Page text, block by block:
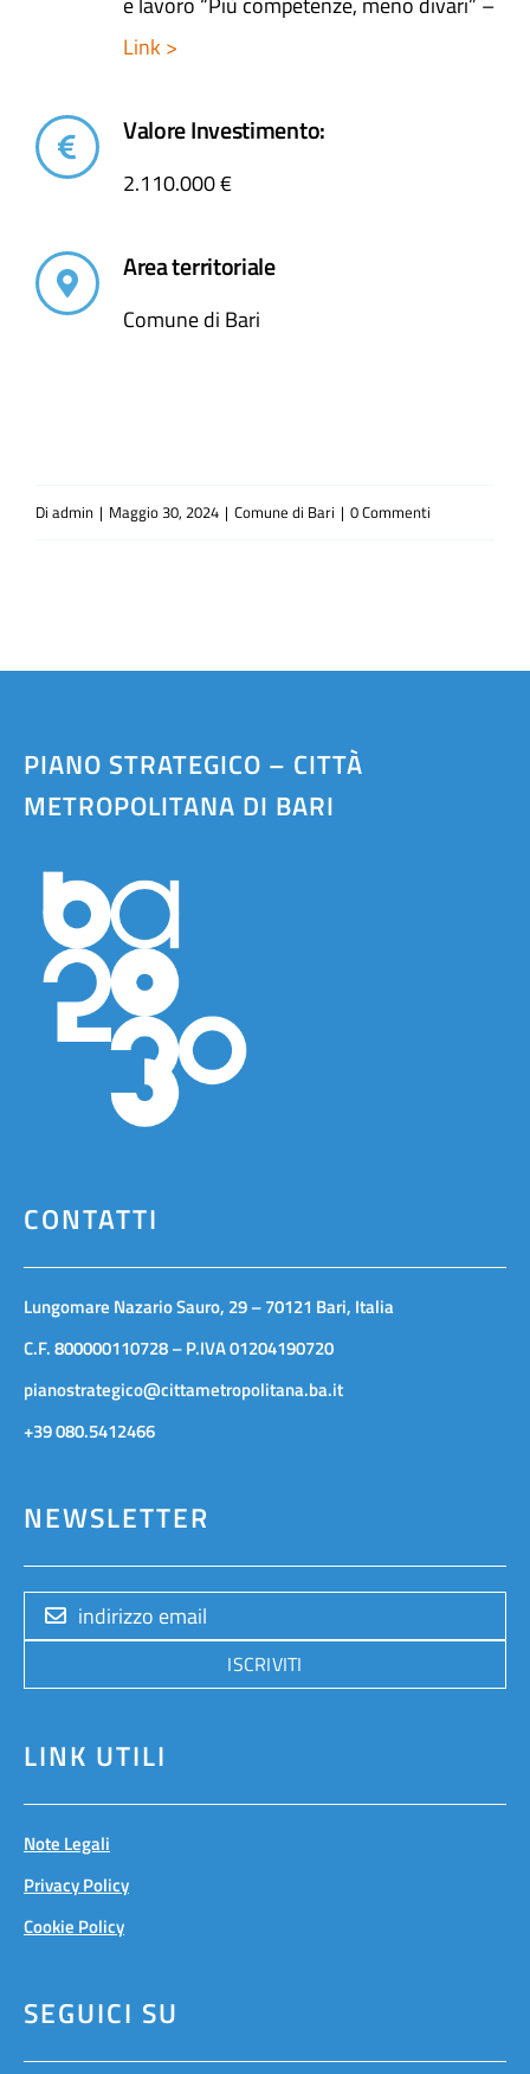
Link >
Valore Investimento:
2.110.000 €
Area territoriale
Comune di Bari
Di admin | Maggio 30, 2024 | Comune di Bari | 0 Commenti
PIANO STRATEGICO – CITTÀ
METROPOLITANA DI BARI
CONTATTI
Lungomare Nazario Sauro, 29 – 70121 Bari, Italia
C.F. 800000110728 – P.IVA 01204190720
pianostrategico@cittametropolitana.ba.it
+39 080.5412466
NEWSLETTER
ISCRIVITI
LINK UTILI
Note Legali
Privacy Policy
Cookie Policy
SEGUICI SU